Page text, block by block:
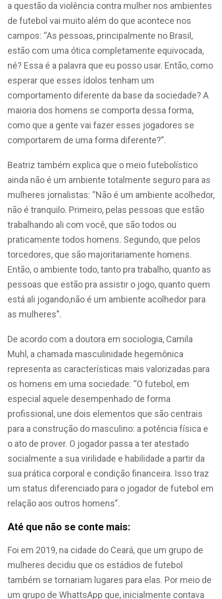
a questão da violência contra mulher nos ambientes
de futebol vai muito além do que acontece nos
campos: “As pessoas, principalmente no Brasil,
estão com uma ótica completamente equivocada,
né? Essa é a palavra que eu posso usar. Então, como
esperar que esses ídolos tenham um
comportamento diferente da base da sociedade? A
maioria dos homens se comporta dessa forma,
como que a gente vai fazer esses jogadores se
comportarem de uma forma diferente?”.
Beatriz também explica que o meio futebolístico
ainda não é um ambiente totalmente seguro para as
mulheres jornalistas: “Não é um ambiente acolhedor,
não é tranquilo. Primeiro, pelas pessoas que estão
trabalhando ali com você, que são todos ou
praticamente todos homens. Segundo, que pelos
torcedores, que são majoritariamente homens.
Então, o ambiente todo, tanto pra trabalho, quanto as
pessoas que estão pra assistir o jogo, quanto quem
está ali jogando,não é um ambiente acolhedor para
as mulheres”.
De acordo com a doutora em sociologia, Camila
Muhl, a chamada masculinidade hegemônica
representa as características mais valorizadas para
os homens em uma sociedade: “O futebol, em
especial aquele desempenhado de forma
profissional, une dois elementos que são centrais
para a construção do masculino: a potência física e
o ato de prover. O jogador passa a ter atestado
socialmente a sua virilidade e habilidade a partir da
sua prática corporal e condição financeira. Isso traz
um status diferenciado para o jogador de futebol em
relação aos outros homens”.
Até que não se conte mais:
Foi em 2019, na cidade do Ceará, que um grupo de
mulheres decidiu que os estádios de futebol
também se tornariam lugares para elas. Por meio de
um grupo de WhattsApp que, inicialmente contava